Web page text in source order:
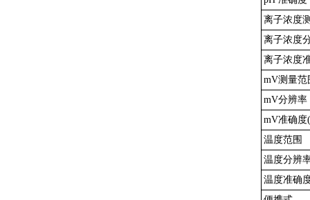
离子浓度
离子浓度
离子浓度
mV测量范
mV分辨率
mV准确度
温度范围
温度分辨
温度准确